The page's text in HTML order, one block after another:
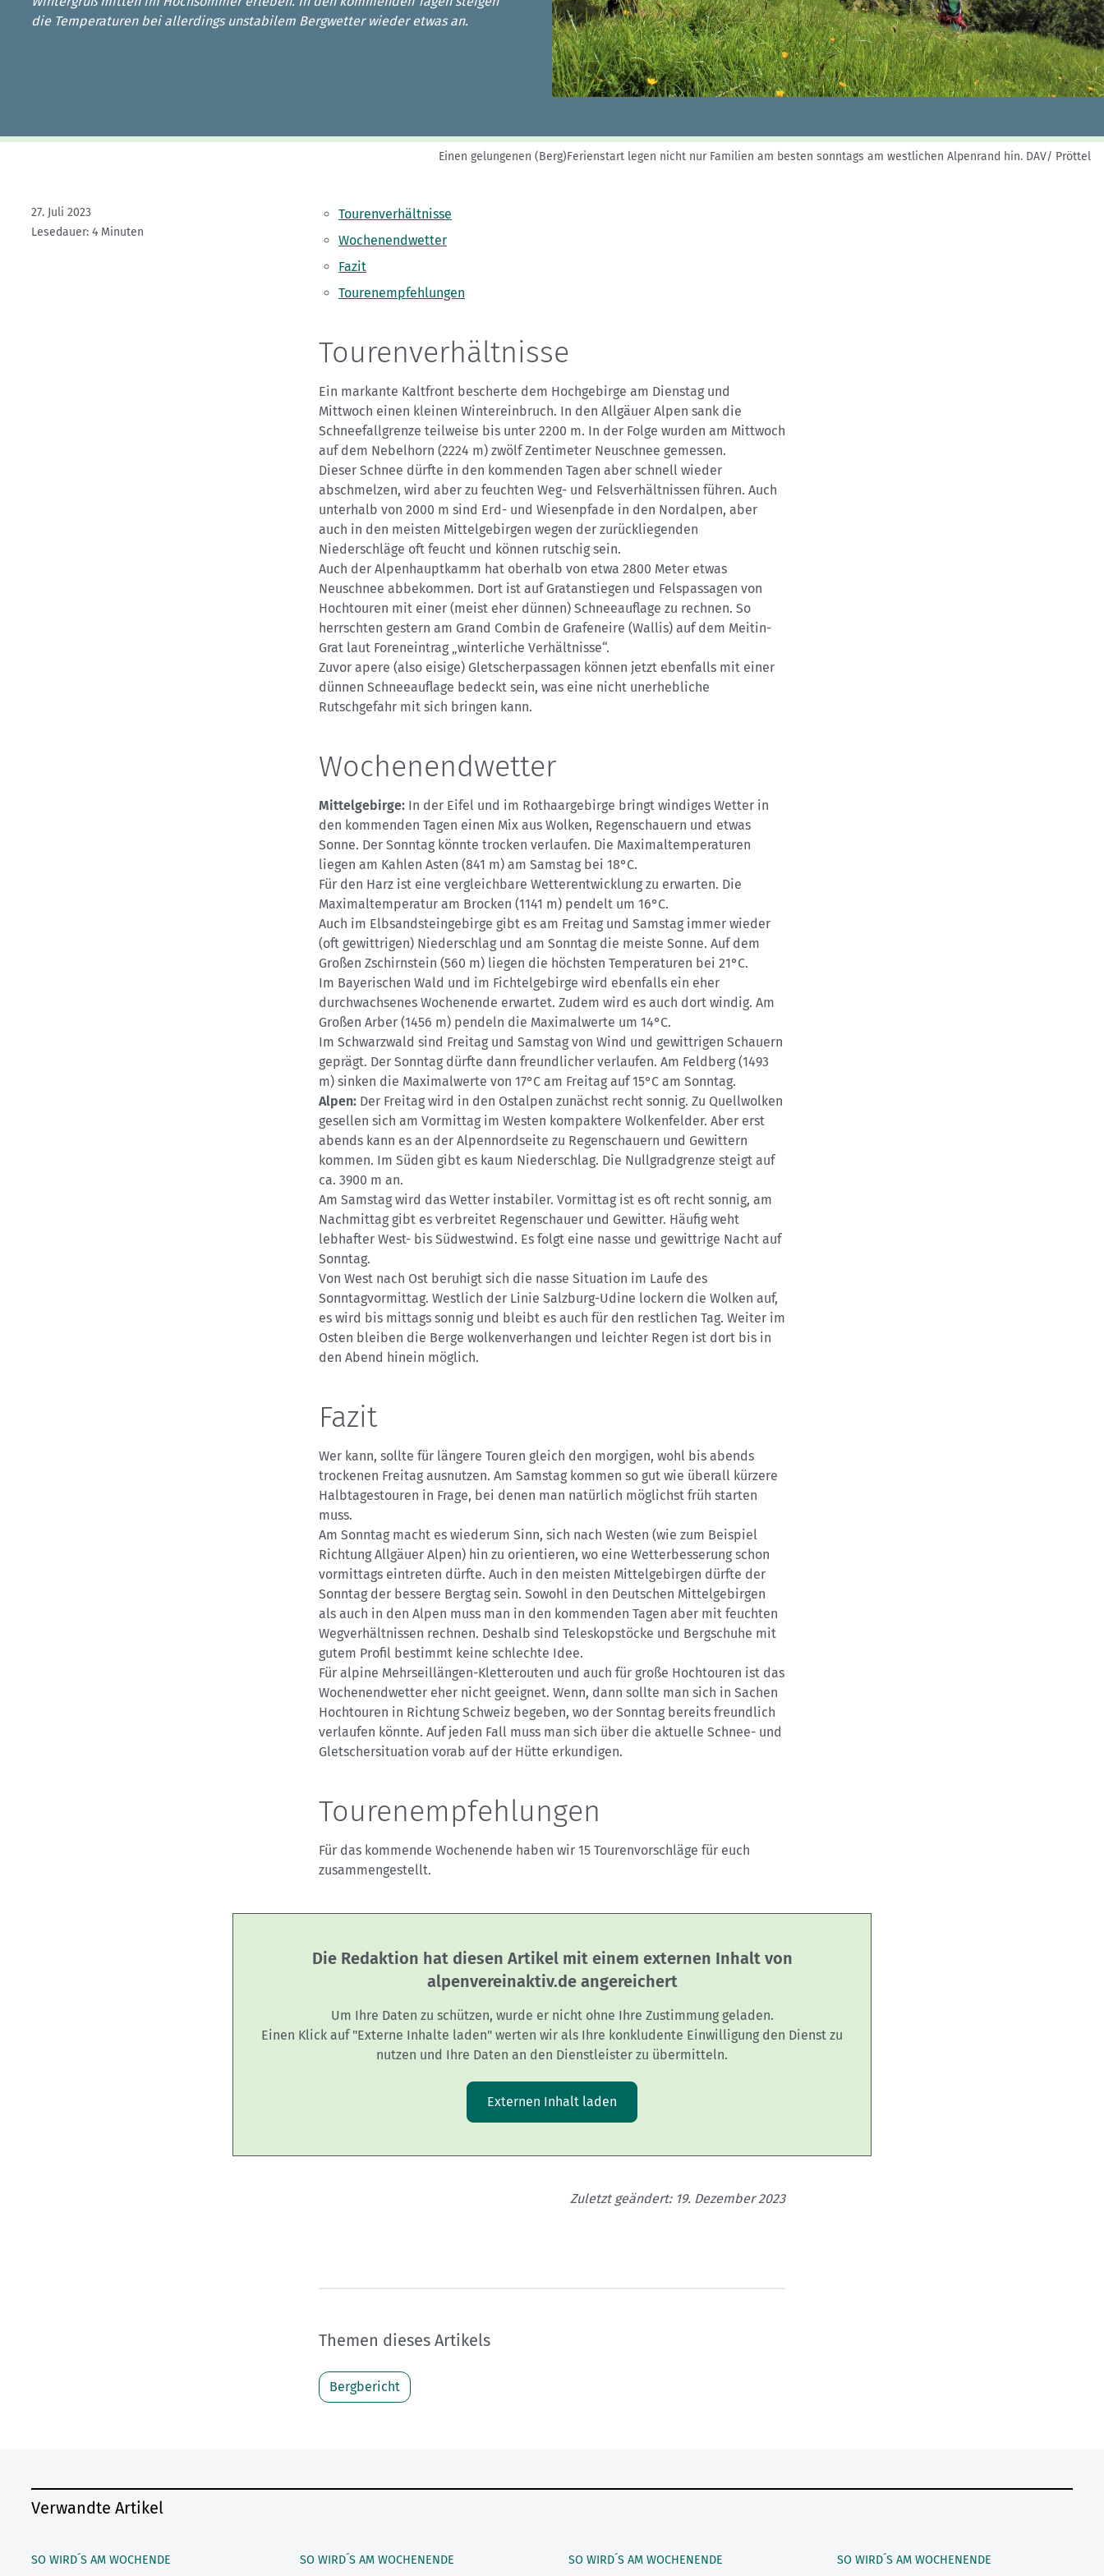
Wandern und Bergsteigen
Wettkampfklettern
die Temperaturen bei allerdings unstabilem Bergwetter wieder etwas an.
Einen gelungenen (Berg)Ferienstart legen nicht nur Familien am besten sonntags am westlichen Alpenrand hin. DAV/ Pröttel
27. Juli 2023
Lesedauer: 4 Minuten
Tourenverhältnisse
Wochenendwetter
Fazit
Tourenempfehlungen
Tourenverhältnisse
Ein markante Kaltfront bescherte dem Hochgebirge am Dienstag und
Mittwoch einen kleinen Wintereinbruch. In den Allgäuer Alpen sank die
Schneefallgrenze teilweise bis unter 2200 m. In der Folge wurden am Mittwoch
auf dem Nebelhorn (2224 m) zwölf Zentimeter Neuschnee gemessen.
Dieser Schnee dürfte in den kommenden Tagen aber schnell wieder
abschmelzen, wird aber zu feuchten Weg- und Felsverhältnissen führen. Auch
unterhalb von 2000 m sind Erd- und Wiesenpfade in den Nordalpen, aber
auch in den meisten Mittelgebirgen wegen der zurückliegenden
Niederschläge oft feucht und können rutschig sein.
Auch der Alpenhauptkamm hat oberhalb von etwa 2800 Meter etwas
Neuschnee abbekommen. Dort ist auf Gratanstiegen und Felspassagen von
Hochtouren mit einer (meist eher dünnen) Schneeauflage zu rechnen. So
herrschten gestern am Grand Combin de Grafeneire (Wallis) auf dem Meitin-
Grat laut Foreneintrag „winterliche Verhältnisse“.
Zuvor apere (also eisige) Gletscherpassagen können jetzt ebenfalls mit einer
dünnen Schneeauflage bedeckt sein, was eine nicht unerhebliche
Rutschgefahr mit sich bringen kann.
Wochenendwetter
Mittelgebirge: In der Eifel und im Rothaargebirge bringt windiges Wetter in
den kommenden Tagen einen Mix aus Wolken, Regenschauern und etwas
Sonne. Der Sonntag könnte trocken verlaufen. Die Maximaltemperaturen
liegen am Kahlen Asten (841 m) am Samstag bei 18°C.
Für den Harz ist eine vergleichbare Wetterentwicklung zu erwarten. Die
Maximaltemperatur am Brocken (1141 m) pendelt um 16°C.
Auch im Elbsandsteingebirge gibt es am Freitag und Samstag immer wieder
(oft gewittrigen) Niederschlag und am Sonntag die meiste Sonne. Auf dem
Großen Zschirnstein (560 m) liegen die höchsten Temperaturen bei 21°C.
Im Bayerischen Wald und im Fichtelgebirge wird ebenfalls ein eher
durchwachsenes Wochenende erwartet. Zudem wird es auch dort windig. Am
Großen Arber (1456 m) pendeln die Maximalwerte um 14°C.
Im Schwarzwald sind Freitag und Samstag von Wind und gewittrigen Schauern
geprägt. Der Sonntag dürfte dann freundlicher verlaufen. Am Feldberg (1493
m) sinken die Maximalwerte von 17°C am Freitag auf 15°C am Sonntag.
Alpen: Der Freitag wird in den Ostalpen zunächst recht sonnig. Zu Quellwolken
gesellen sich am Vormittag im Westen kompaktere Wolkenfelder. Aber erst
abends kann es an der Alpennordseite zu Regenschauern und Gewittern
kommen. Im Süden gibt es kaum Niederschlag. Die Nullgradgrenze steigt auf
ca. 3900 m an.
Am Samstag wird das Wetter instabiler. Vormittag ist es oft recht sonnig, am
Nachmittag gibt es verbreitet Regenschauer und Gewitter. Häufig weht
lebhafter West- bis Südwestwind. Es folgt eine nasse und gewittrige Nacht auf
Sonntag.
Von West nach Ost beruhigt sich die nasse Situation im Laufe des
Sonntagvormittag. Westlich der Linie Salzburg-Udine lockern die Wolken auf,
es wird bis mittags sonnig und bleibt es auch für den restlichen Tag. Weiter im
Osten bleiben die Berge wolkenverhangen und leichter Regen ist dort bis in
den Abend hinein möglich.
Fazit
Wer kann, sollte für längere Touren gleich den morgigen, wohl bis abends
trockenen Freitag ausnutzen. Am Samstag kommen so gut wie überall kürzere
Halbtagestouren in Frage, bei denen man natürlich möglichst früh starten
muss.
Am Sonntag macht es wiederum Sinn, sich nach Westen (wie zum Beispiel
Richtung Allgäuer Alpen) hin zu orientieren, wo eine Wetterbesserung schon
vormittags eintreten dürfte. Auch in den meisten Mittelgebirgen dürfte der
Sonntag der bessere Bergtag sein. Sowohl in den Deutschen Mittelgebirgen
als auch in den Alpen muss man in den kommenden Tagen aber mit feuchten
Wegverhältnissen rechnen. Deshalb sind Teleskopstöcke und Bergschuhe mit
gutem Profil bestimmt keine schlechte Idee.
Für alpine Mehrseillängen-Kletterouten und auch für große Hochtouren ist das
Wochenendwetter eher nicht geeignet. Wenn, dann sollte man sich in Sachen
Hochtouren in Richtung Schweiz begeben, wo der Sonntag bereits freundlich
verlaufen könnte. Auf jeden Fall muss man sich über die aktuelle Schnee- und
Gletschersituation vorab auf der Hütte erkundigen.
Tourenempfehlungen
Für das kommende Wochenende haben wir 15 Tourenvorschläge für euch
zusammengestellt.
Die Redaktion hat diesen Artikel mit einem externen Inhalt von
alpenvereinaktiv.de angereichert
Um Ihre Daten zu schützen, wurde er nicht ohne Ihre Zustimmung geladen.
Einen Klick auf "Externe Inhalte laden" werten wir als Ihre konkludente Einwilligung den Dienst zu
nutzen und Ihre Daten an den Dienstleister zu übermitteln.
Externen Inhalt laden
Zuletzt geändert: 19. Dezember 2023
Themen dieses Artikels
Bergbericht
Verwandte Artikel
SO WIRD´S AM WOCHENDE SO WIRD´S AM WOCHENENDE SO WIRD´S AM WOCHENENDE SO WIRD´S AM WOCHENENDE